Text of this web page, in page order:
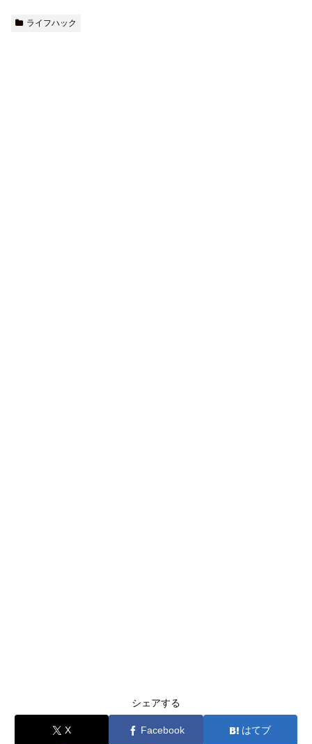
ライフハック
シェアする
X Facebook はてブ